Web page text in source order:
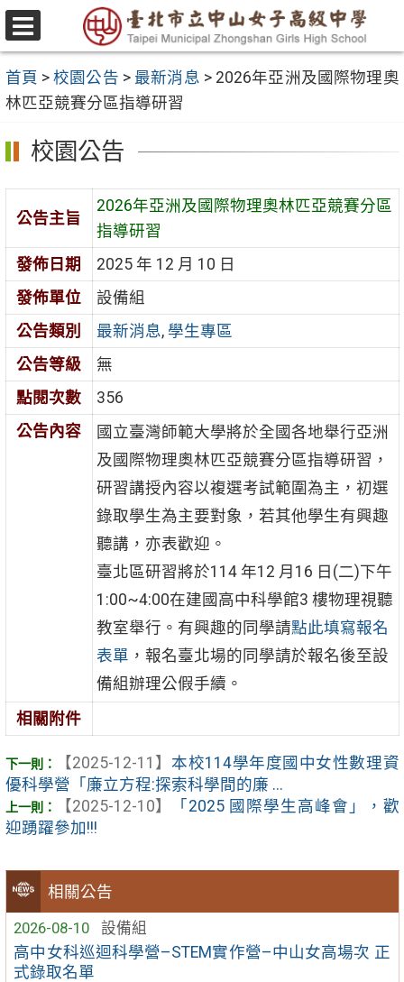
跳
至
要
內
容
區
選
單
首頁 >校園公告 > 最新消息 > 2026年亞洲及國際物理奧
林匹亞競賽分區指導研習
相關公告
2026-08-10
設備組
高中女科巡迴科學營–STEM實作營–中山女高場次 正
式錄取名單
校園公告
公告主旨
2026年亞洲及國際物理奧林匹亞競賽分區
指導研習
發佈日期
2025 年 12 月 10 日
發佈單位
設備組
公告類別
最新消息, 學生專區
公告等級
無
點閱次數
356
公告內容
國立臺灣師範大學將於全國各地舉行亞洲
及國際物理奧林匹亞競賽分區指導研習，
研習講授內容以複選考試範圍為主，初選
錄取學生為主要對象，若其他學生有興趣
聽講，亦表歡迎。
臺北區研習將於114 年12 月16 日(二)下午
1:00~4:00在建國高中科學館3 樓物理視聽
教室舉行。有興趣的同學請點此填寫報名
表單 ，報名臺北場的同學請於報名後至設
備組辦理公假手續。
相關附件
【2025-12-11】 本校114學年度國中女性數理資
優科學營「廉立方程:探索科學間的廉 ...
【2025-12-10】
「2025 國際學生高峰會」，歡
迎踴躍參加!!!